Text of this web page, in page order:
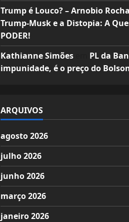
Trump é Louco? – Arnobio Rocha
Trump-Musk e a Distopia: A
PODER!
Kathianne Simõesem PL da
impunidade, é o preço do
ARQUIVOS
agosto 2026
julho 2026
junho 2026
março 2026
janeiro 2026